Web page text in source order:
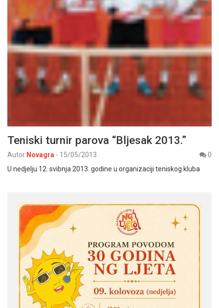
Teniski turnir parova “Bljesak 2013.”
Autor Novagra - 15/05/2013
0
U nedjelju 12. svibnja 2013. godine u organizaciji teniskog kluba